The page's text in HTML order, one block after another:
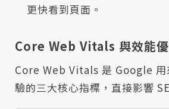
更快看到頁面。
Core Web Vitals 與效能
Core Web Vitals 是 Google 用
驗的三大核心指標，直接影響